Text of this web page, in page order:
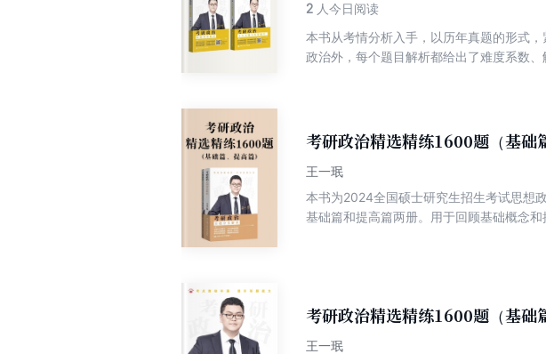
2 人今日阅读
本书从考情分析入手，以历年真题的形式
政治外，每个题目解析都给出了难度系数
考研政治精选精练1600题（基础
王一珉
本书为2024全国硕士研究生招生考试思想
基础篇和提高篇两册。用于回顾基础概念
考研政治精选精练1600题（基础
王一珉